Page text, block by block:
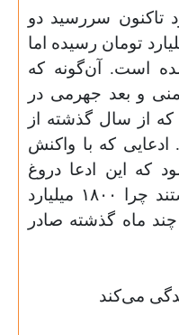
سررسید دو
تومان رسیده اما
است. آن‌گونه که
و بعد جهرمی در
که از سال گذشته از
که با واکنش
که این ادعا دروغ
چرا ۱۸۰۰ میلیارد
ماه گذشته صادر
می‌کند